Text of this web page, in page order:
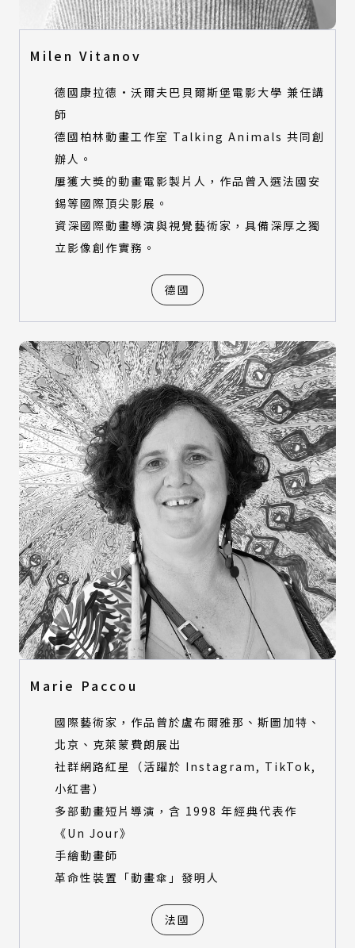
Milen Vitanov
德國康拉德·沃爾夫巴貝爾斯堡電影大學 兼任講
師
德國柏林動畫工作室 Talking Animals 共同創
辦人。
屢獲大獎的動畫電影製片人，作品曾入選法國安
錫等國際頂尖影展。
資深國際動畫導演與視覺藝術家，具備深厚之獨
立影像創作實務。
德國
Marie Paccou
國際藝術家，作品曾於盧布爾雅那、斯圖加特、
北京、克萊蒙費朗展出
社群網路紅星（活躍於 Instagram, TikTok,
小紅書）
多部動畫短片導演，含 1998 年經典代表作
《Un Jour》
手繪動畫師
革命性裝置「動畫傘」發明人
法國